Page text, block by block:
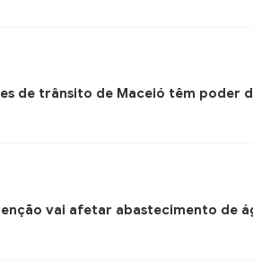
de trânsito de Maceió têm poder
vai afetar abastecimento de